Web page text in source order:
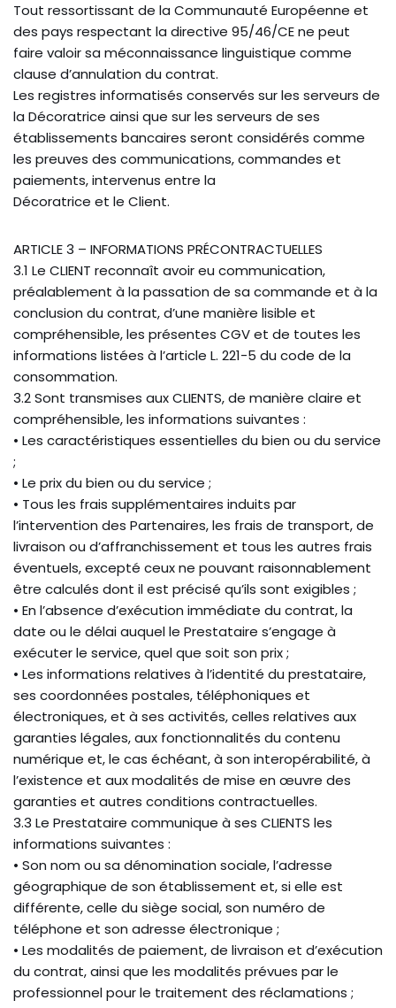
Tout ressortissant de la Communauté Européenne et
des pays respectant la directive 95/46/CE ne peut
faire valoir sa méconnaissance linguistique comme
clause d’annulation du contrat.
Les registres informatisés conservés sur les serveurs de
la Décoratrice ainsi que sur les serveurs de ses
établissements bancaires seront considérés comme
les preuves des communications, commandes et
paiements, intervenus entre la
Décoratrice et le Client.
ARTICLE 3 – INFORMATIONS PRÉCONTRACTUELLES
3.1 Le CLIENT reconnaît avoir eu communication,
préalablement à la passation de sa commande et à la
conclusion du contrat, d’une manière lisible et
compréhensible, les présentes CGV et de toutes les
informations listées à l’article L. 221-5 du code de la
consommation.
3.2 Sont transmises aux CLIENTS, de manière claire et
compréhensible, les informations suivantes :
• Les caractéristiques essentielles du bien ou du service
;
• Le prix du bien ou du service ;
• Tous les frais supplémentaires induits par
l’intervention des Partenaires, les frais de transport, de
livraison ou d’affranchissement et tous les autres frais
éventuels, excepté ceux ne pouvant raisonnablement
être calculés dont il est précisé qu’ils sont exigibles ;
• En l’absence d’exécution immédiate du contrat, la
date ou le délai auquel le Prestataire s’engage à
exécuter le service, quel que soit son prix ;
• Les informations relatives à l’identité du prestataire,
ses coordonnées postales, téléphoniques et
électroniques, et à ses activités, celles relatives aux
garanties légales, aux fonctionnalités du contenu
numérique et, le cas échéant, à son interopérabilité, à
l’existence et aux modalités de mise en œuvre des
garanties et autres conditions contractuelles.
3.3 Le Prestataire communique à ses CLIENTS les
informations suivantes :
• Son nom ou sa dénomination sociale, l’adresse
géographique de son établissement et, si elle est
différente, celle du siège social, son numéro de
téléphone et son adresse électronique ;
• Les modalités de paiement, de livraison et d’exécution
du contrat, ainsi que les modalités prévues par le
professionnel pour le traitement des réclamations ;